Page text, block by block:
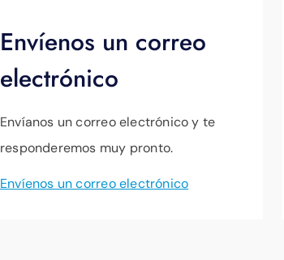
Envíenos un correo
electrónico
Envíanos un correo electrónico y te
responderemos muy pronto.
Envíenos un correo electrónico